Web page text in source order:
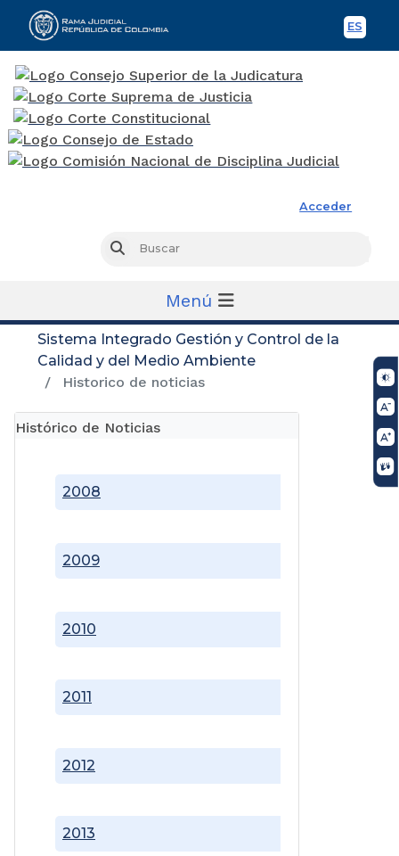
ES
Acceder
Buscar
Menú
Sistema Integrado Gestión y Control de la
Calidad y del Medio Ambiente
Historico de noticias
Histórico de Noticias
2008
2009
2010
2011
2012
2013